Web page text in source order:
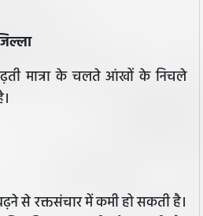
मात्रा के चलते आंखों के निचले
बढ़ने से रक्तसंचार में कमी हो सकती है।